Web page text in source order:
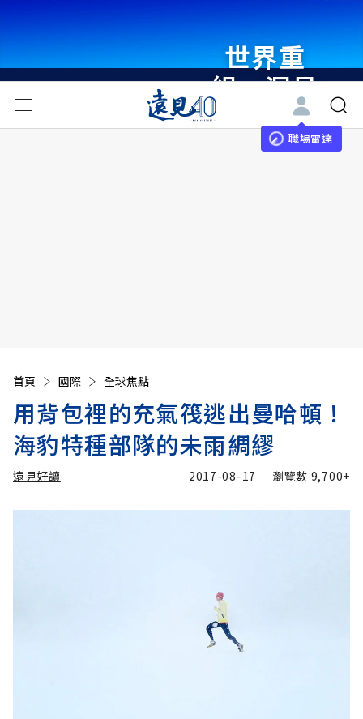
世界重
組・洞見
未來 與
世界領袖
職場雷達
首頁 國際 全球焦點
用背包裡的充氣筏逃出曼哈頓！
海豹特種部隊的未雨綢繆
遠見好讀 2017-08-17 瀏覽數 9,700+